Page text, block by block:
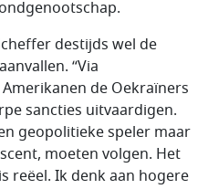
destijds wel de
“Via
de Oekraïners
sancties uitvaardigen.
geopolitieke speler maar
moeten volgen. Het
reëel. Ik denk aan hogere